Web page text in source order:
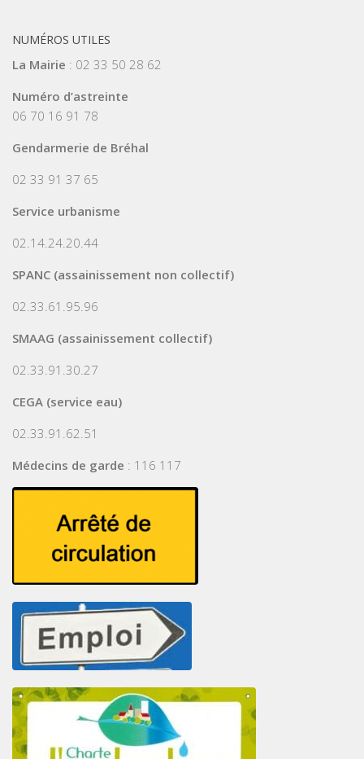
NUMÉROS UTILES
La Mairie : 02 33 50 28 62
Numéro d’astreinte
06 70 16 91 78
Gendarmerie de Bréhal
02 33 91 37 65
Service urbanisme
02.14.24.20.44
SPANC (assainissement non collectif)
02.33.61.95.96
SMAAG (assainissement collectif)
02.33.91.30.27
CEGA (service eau)
02.33.91.62.51
Médecins de garde : 116 117